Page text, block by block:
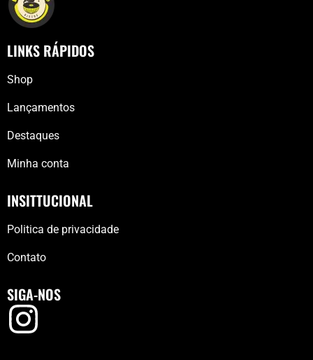
LINKS RÁPIDOS
Shop
Lançamentos
Destaques
Minha conta
INSITTUCIONAL
Politica de privacidade
Contato
SIGA-NOS